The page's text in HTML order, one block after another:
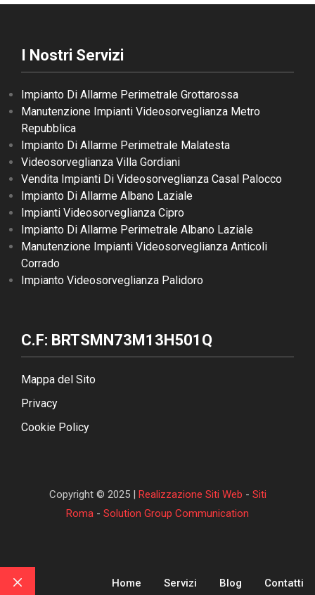
I Nostri Servizi
Impianto Di Allarme Perimetrale Grottarossa
Manutenzione Impianti Videosorveglianza Metro
Repubblica
Impianto Di Allarme Perimetrale Malatesta
Videosorveglianza Villa Gordiani
Vendita Impianti Di Videosorveglianza Casal Palocco
Impianto Di Allarme Albano Laziale
Impianti Videosorveglianza Cipro
Impianto Di Allarme Perimetrale Albano Laziale
Manutenzione Impianti Videosorveglianza Anticoli
Corrado
Impianto Videosorveglianza Palidoro
C.F: BRTSMN73M13H501Q
Mappa del Sito
Privacy
Cookie Policy
Copyright © 2025 | Realizzazione Siti Web - Siti
Roma - Solution Group Communication
Home Servizi Blog Contatti